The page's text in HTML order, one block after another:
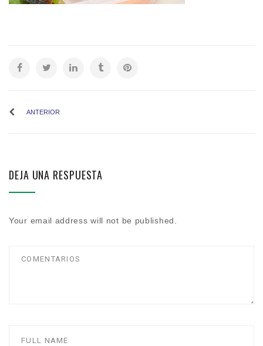
ANTERIOR
DEJA UNA RESPUESTA
Your email address will not be published.